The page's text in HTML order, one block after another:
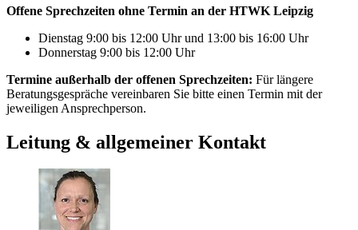
Offene Sprechzeiten ohne Termin an der HTWK Leipzig
Dienstag 9:00 bis 12:00 Uhr und 13:00 bis 16:00 Uhr
Donnerstag 9:00 bis 12:00 Uhr
Termine außerhalb der offenen Sprechzeiten: Für längere
Beratungsgespräche vereinbaren Sie bitte einen Termin mit der
jeweiligen Ansprechperson.
Leitung & allgemeiner Kontakt